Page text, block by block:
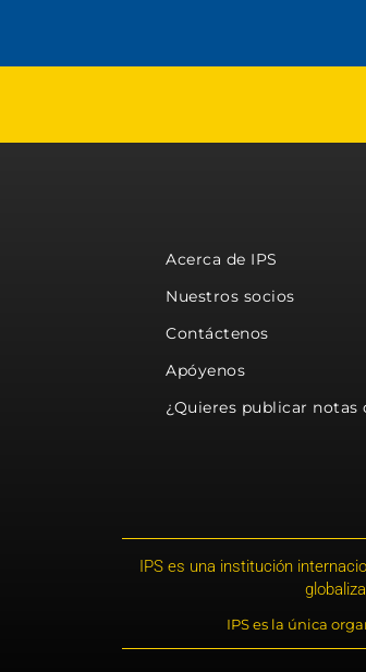
Acerca de IPS
Nuestros socios
Contáctenos
Apóyenos
¿Quieres publicar notas
IPS es una institución
IPS es la única